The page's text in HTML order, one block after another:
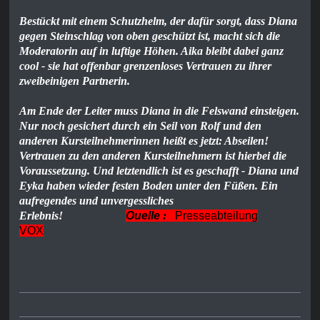
Bestückt mit einem Schutzhelm, der dafür sorgt, dass Diana
gegen Steinschlag von oben geschützt ist, macht sich die
Moderatorin auf in luftige Höhen. Aika bleibt dabei ganz
cool - sie hat offenbar grenzenloses Vertrauen zu ihrer
zweibeinigen Partnerin.
Am Ende der Leiter muss Diana in die Felswand einsteigen.
Nur noch gesichert durch ein Seil von Rolf und den
anderen Kursteilnehmerinnen heißt es jetzt: Abseilen!
Vertrauen zu den anderen Kursteilnehmern ist hierbei die
Voraussetzung. Und letztendlich ist es geschafft - Diana und
Eyka haben wieder festen Boden unter den Füßen. Ein
aufregendes und unvergessliches
Erlebnis!
Ouelle :
Presseabteilung
VOX